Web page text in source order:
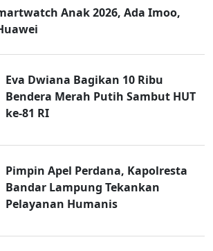
Anak 2026, Ada Imoo,
Eva Dwiana Bagikan 10 Ribu
Bendera Merah Putih Sambut HUT
ke-81 RI
Pimpin Apel Perdana, Kapolresta
Bandar Lampung Tekankan
Pelayanan Humanis